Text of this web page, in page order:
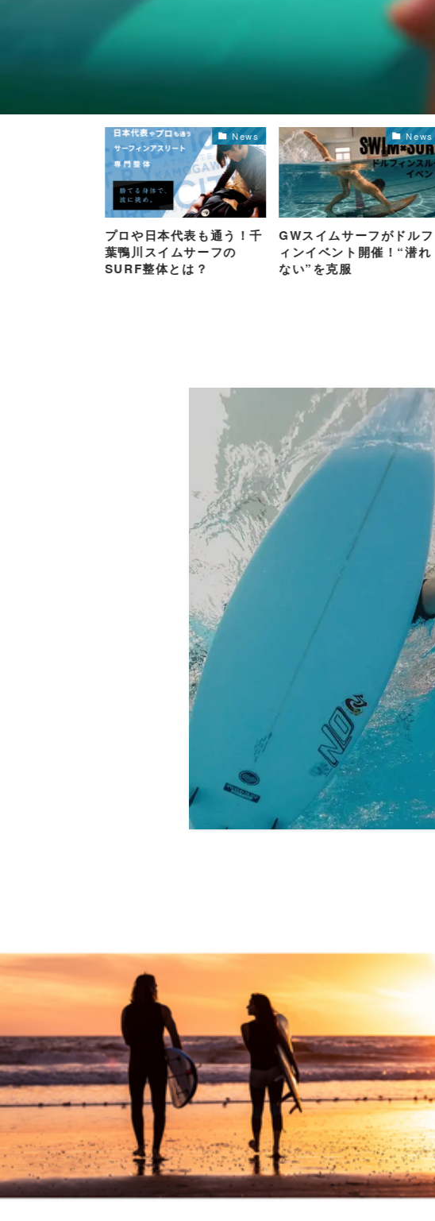
News
プロや日本代表も通う！千
葉鴨川スイムサーフの
SURF整体とは？
News
GWスイムサーフがドルフ
ィンイベント開催！“潜れ
ない”を克服